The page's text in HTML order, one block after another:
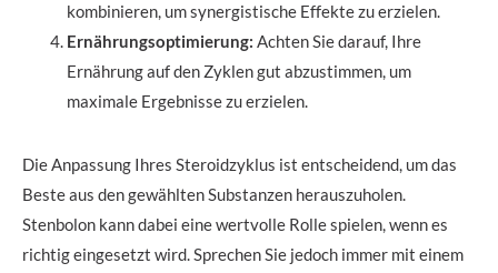
kombinieren, um synergistische Effekte zu erzielen.
Ernährungsoptimierung: Achten Sie darauf, Ihre
Ernährung auf den Zyklen gut abzustimmen, um
maximale Ergebnisse zu erzielen.
Die Anpassung Ihres Steroidzyklus ist entscheidend, um das
Beste aus den gewählten Substanzen herauszuholen.
Stenbolon kann dabei eine wertvolle Rolle spielen, wenn es
richtig eingesetzt wird. Sprechen Sie jedoch immer mit einem